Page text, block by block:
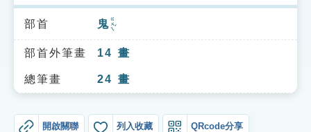
索引選單
知識索引
單字索引
部首 鬼ㄍㄨㄟˇ
部首外筆畫 14 畫
總筆畫 24 畫
開啟關聯 列入收藏 QRcode分享